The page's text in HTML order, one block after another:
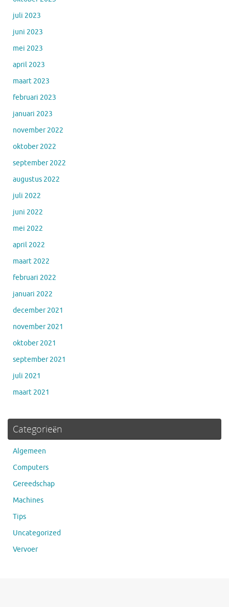
juli 2023
juni 2023
mei 2023
april 2023
maart 2023
februari 2023
januari 2023
november 2022
oktober 2022
september 2022
augustus 2022
juli 2022
juni 2022
mei 2022
april 2022
maart 2022
februari 2022
januari 2022
december 2021
november 2021
oktober 2021
september 2021
juli 2021
maart 2021
Categorieën
Algemeen
Computers
Gereedschap
Machines
Tips
Uncategorized
Vervoer